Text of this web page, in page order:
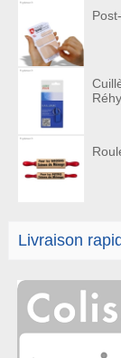
Livraison